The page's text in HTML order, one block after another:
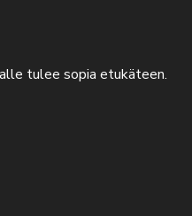
tulee sopia etukäteen.